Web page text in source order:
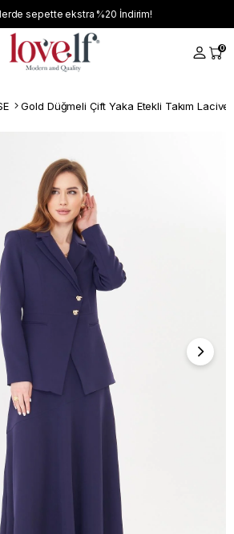
sepette ekstra %20 İndirim!
0
Gold Düğmeli Çift Yaka Etekli Takım